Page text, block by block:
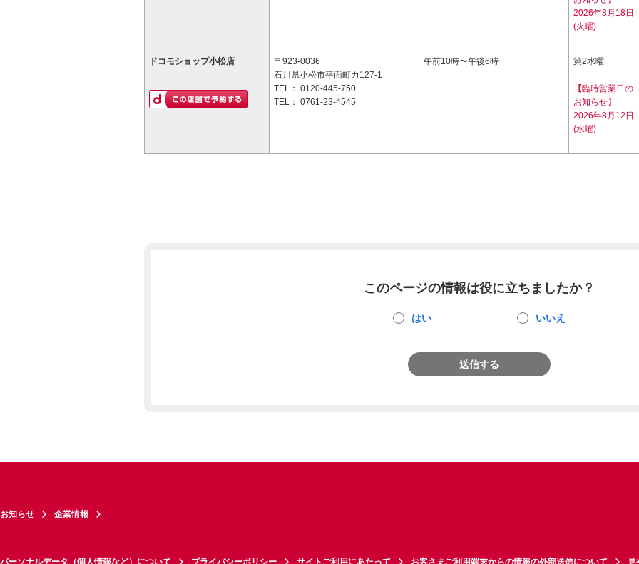
2026年8月18日
(火曜)
ドコモショップ小松店
〒923-0036
石川県小松市平面町カ127-1
TEL： 0120-445-750
TEL： 0761-23-4545
午前10時〜午後6時 第2水曜
【臨時営業日の
お知らせ】
2026年8月12日
(水曜)
このページの情報は役に立ちましたか？
はい いいえ
送信する
お知らせ 企業情報
パーソナルデータ（個人情報など）について プライバシーポリシー サイトご利用にあたって お客さまご利用端末からの情報の外部送信について 見